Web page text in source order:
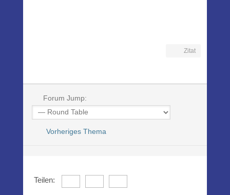
Zitat
Forum Jump:
Vorheriges Thema
Teilen: